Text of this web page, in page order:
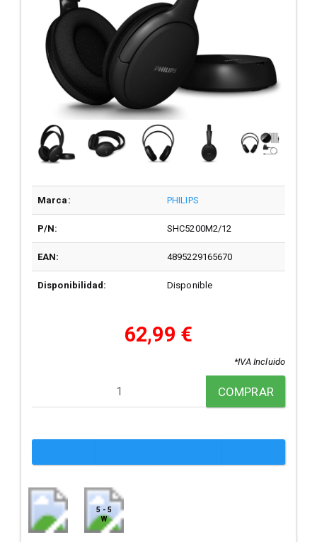
Marca: PHILIPS
P/N: SHC5200M2/12
EAN: 4895229165670
Disponibilidad: Disponible
62,99 €
*IVA Incluido
COMPRAR
5 - 5
W